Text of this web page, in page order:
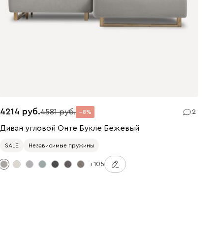
4214 4581 8 2
Диван угловой Онте Букле Бежевый
SALE Независимые пружины
+105